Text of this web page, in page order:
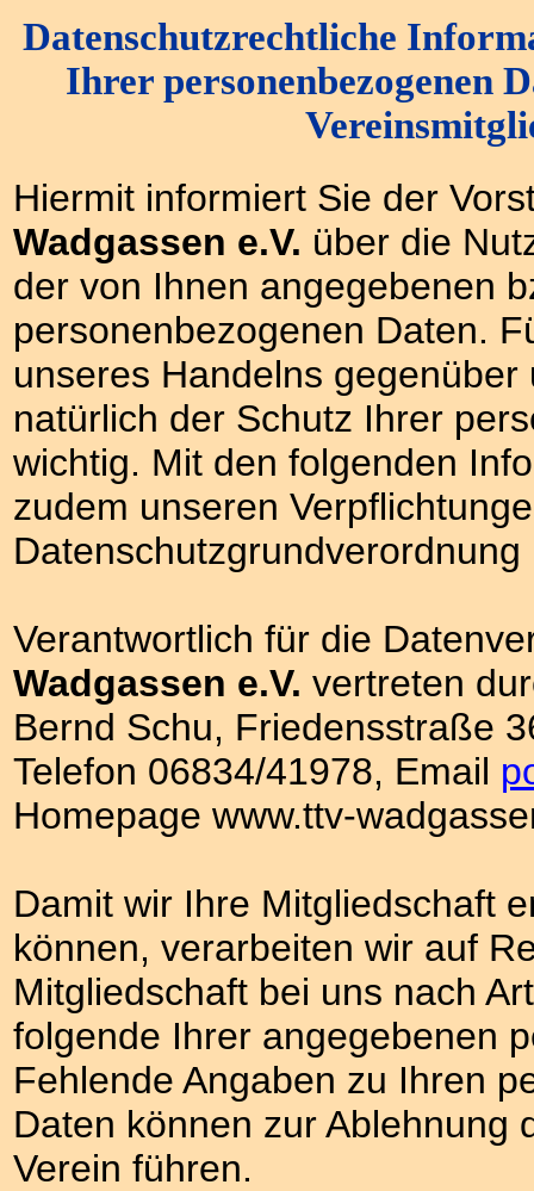
Datenschutzrechtliche
Ihrer personenbezogenen
Hiermit informiert Sie der
Wadgassen e.V. über die
der von Ihnen angegebenen
personenbezogenen Daten.
unseres Handelns
natürlich der Schutz Ihrer
wichtig. Mit den folgenden
zudem unseren
Datenschutzgrundverordnung
Verantwortlich für die
Wadgassen e.V. vertreten
Bernd Schu, Friedensstraße
Telefon 06834/41978, Email
Homepage www.ttv-
Damit wir Ihre Mitgliedschaft
können, verarbeiten wir auf
Mitgliedschaft bei uns nach
folgende Ihrer angegebenen
Fehlende Angaben zu Ihren
Daten können zur Ablehnung
Verein führen.